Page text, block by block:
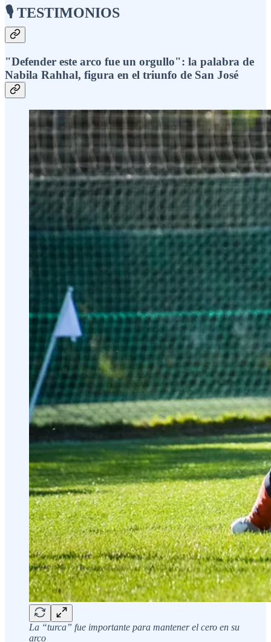
🎙️ TESTIMONIOS
"Defender este arco fue un orgullo": la palabra de
Nabila Rahhal, figura en el triunfo de San José
La “turca” fue importante para mantener el cero en su
arco